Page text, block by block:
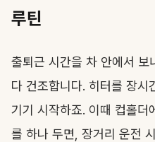
루틴
출퇴근 시간을 차 안에서
다 건조합니다. 히터를 장
기기 시작하죠. 이때 컵홀더
를 하나 두면, 장거리 운전